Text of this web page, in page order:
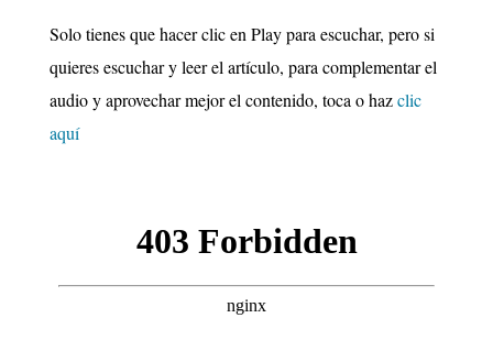
Solo tienes que hacer clic en Play para escuchar, pero si
quieres escuchar y leer el artículo, para complementar el
audio y aprovechar mejor el contenido, toca o haz clic
aquí